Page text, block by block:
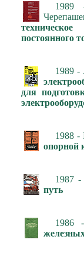
1989
постоянного
1989
для
1988
опорной
1987
путь
1986